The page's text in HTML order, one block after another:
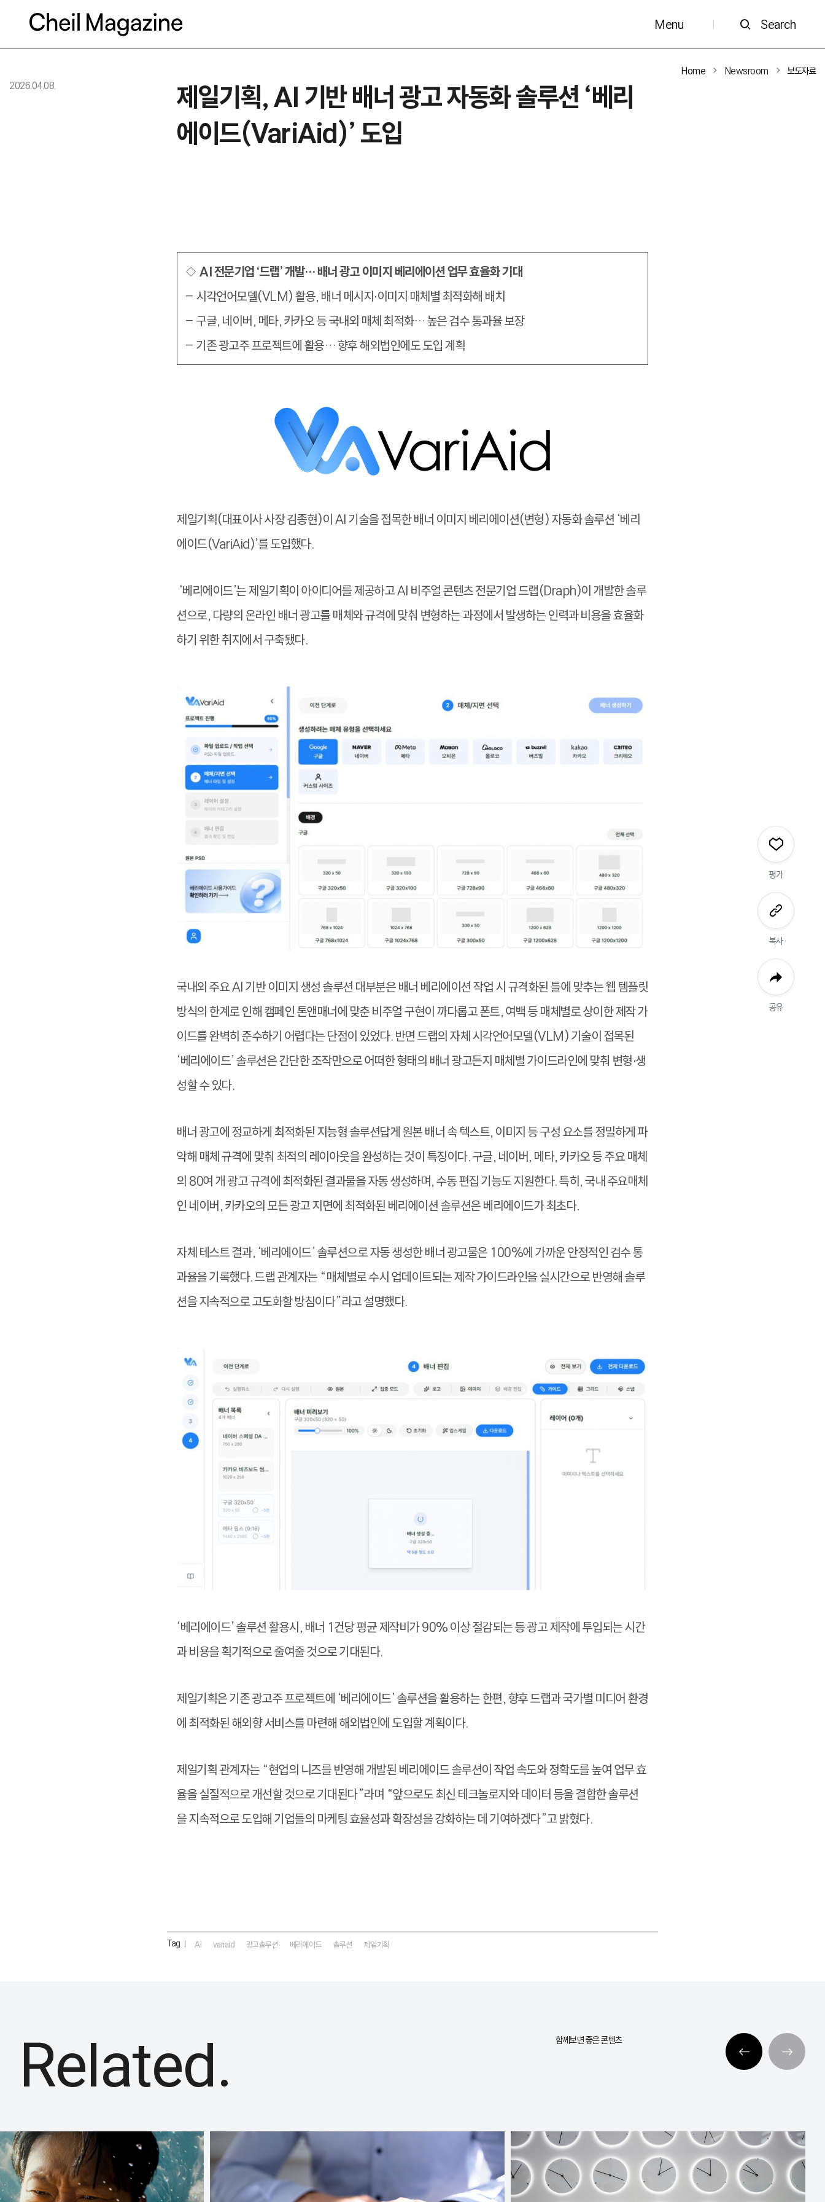
Menu Search
Home Newsroom
보도자료
2026.04.08.
제일기획, AI 기반 배너 광고 자동화 솔루션 ‘베리
에이드(VariAid)’ 도입
◇ AI 전문기업 ‘드랩’ 개발… 배너 광고 이미지 베리에이션 업무 효율화 기대
– 시각언어모델(VLM) 활용, 배너 메시지∙이미지 매체별 최적화해 배치
– 구글, 네이버, 메타, 카카오 등 국내외 매체 최적화… 높은 검수 통과율 보장
– 기존 광고주 프로젝트에 활용… 향후 해외법인에도 도입 계획
제일기획(대표이사 사장 김종현)이 AI 기술을 접목한 배너 이미지 베리에이션(변형) 자동화 솔루션 ‘베리
에이드(VariAid)’를 도입했다.
‘베리에이드’는 제일기획이 아이디어를 제공하고 AI 비주얼 콘텐츠 전문기업 드랩(Draph)이 개발한 솔루
션으로, 다량의 온라인 배너 광고를 매체와 규격에 맞춰 변형하는 과정에서 발생하는 인력과 비용을 효율화
하기 위한 취지에서 구축됐다.
국내외 주요 AI 기반 이미지 생성 솔루션 대부분은 배너 베리에이션 작업 시 규격화된 틀에 맞추는 웹 템플릿
방식의 한계로 인해 캠페인 톤앤매너에 맞춘 비주얼 구현이 까다롭고 폰트, 여백 등 매체별로 상이한 제작 가
이드를 완벽히 준수하기 어렵다는 단점이 있었다. 반면 드랩의 자체 시각언어모델(VLM) 기술이 접목된
‘베리에이드’ 솔루션은 간단한 조작만으로 어떠한 형태의 배너 광고든지 매체별 가이드라인에 맞춰 변형∙생
성할 수 있다.
배너 광고에 정교하게 최적화된 지능형 솔루션답게 원본 배너 속 텍스트, 이미지 등 구성 요소를 정밀하게 파
악해 매체 규격에 맞춰 최적의 레이아웃을 완성하는 것이 특징이다. 구글, 네이버, 메타, 카카오 등 주요 매체
의 80여 개 광고 규격에 최적화된 결과물을 자동 생성하며, 수동 편집 기능도 지원한다. 특히, 국내 주요매체
인 네이버, 카카오의 모든 광고 지면에 최적화된 베리에이션 솔루션은 베리에이드가 최초다.
자체 테스트 결과, ‘베리에이드’ 솔루션으로 자동 생성한 배너 광고물은 100%에 가까운 안정적인 검수 통
과율을 기록했다. 드랩 관계자는 “매체별로 수시 업데이트되는 제작 가이드라인을 실시간으로 반영해 솔루
션을 지속적으로 고도화할 방침이다”라고 설명했다.
‘베리에이드’ 솔루션 활용시, 배너 1건당 평균 제작비가 90% 이상 절감되는 등 광고 제작에 투입되는 시간
과 비용을 획기적으로 줄여줄 것으로 기대된다.
제일기획은 기존 광고주 프로젝트에 ‘베리에이드’ 솔루션을 활용하는 한편, 향후 드랩과 국가별 미디어 환경
에 최적화된 해외향 서비스를 마련해 해외법인에 도입할 계획이다.
제일기획 관계자는 “현업의 니즈를 반영해 개발된 베리에이드 솔루션이 작업 속도와 정확도를 높여 업무 효
율을 실질적으로 개선할 것으로 기대된다”라며 “앞으로도 최신 테크놀로지와 데이터 등을 결합한 솔루션
을 지속적으로 도입해 기업들의 마케팅 효율성과 확장성을 강화하는 데 기여하겠다”고 밝혔다.
Tag | AI variaid 광고솔루션 베리에이드 솔루션 제일기획
Related. 함께보면 좋은 콘텐츠
평가
복사
공유